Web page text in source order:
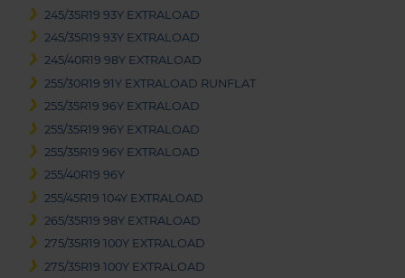
245/35R19 93Y EXTRALOAD
245/35R19 93Y EXTRALOAD
245/40R19 98Y EXTRALOAD
255/30R19 91Y EXTRALOAD RUNFLAT
255/35R19 96Y EXTRALOAD
255/35R19 96Y EXTRALOAD
255/35R19 96Y EXTRALOAD
255/40R19 96Y
255/45R19 104Y EXTRALOAD
265/35R19 98Y EXTRALOAD
275/35R19 100Y EXTRALOAD
275/35R19 100Y EXTRALOAD